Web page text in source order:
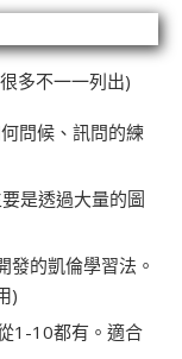
多不一一列出)
問候、訊問的練
是透過大量的圖
發的凱倫學習法。
)
1-10都有。適合